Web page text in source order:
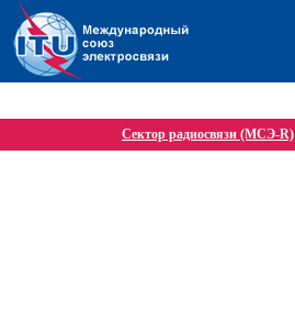
Сектор радиосвязи (МСЭ-R)